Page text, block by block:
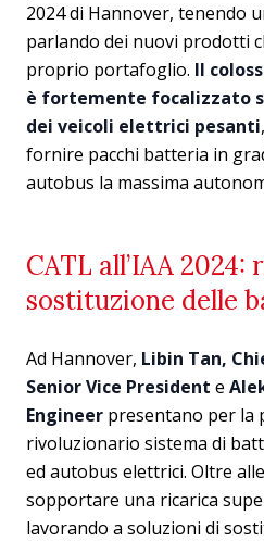
2024 di Hannover, tenendo
parlando dei nuovi prodotti
proprio portafoglio. Il
è fortemente focalizzato
dei veicoli elettrici pesanti
fornire pacchi batteria in
autobus la massima
CATL all’IAA
sostituzione delle
Ad Hannover, Libin Tan,
Senior Vice President e
Engineer presentano per la
rivoluzionario sistema di
ed autobus elettrici. Oltre
sopportare una ricarica
lavorando a soluzioni di